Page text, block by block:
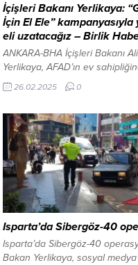
İçişleri Bakanı Yerlikaya:
İçin El Ele” kampanyasıyla
eli uzatacağız – Birlik
ANKARA-BHA İçişleri Bakanı Ali
Yerlikaya, AFAD’ın ev
düzenlenen “Gazze İçin El Ele
Kampanyası” tanıtım programına
toplum kuruluşlarıyla iş birliği
Gazze’deki mağdur halk için
seferberliği başlatılacağı
Programda, Bakanlık
hazırlanan “Gazze İçin El Ele”
gösterildi ve katılımcılara
önemine...
26.02.2025 0
Isparta’da Sibergöz-40
Isparta’da Sibergöz-40
Bakan Yerlikaya, sosyal medya